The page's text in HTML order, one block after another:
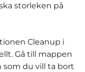
storleken på
Cleanup i
Gå till mappen
som du vill ta bort